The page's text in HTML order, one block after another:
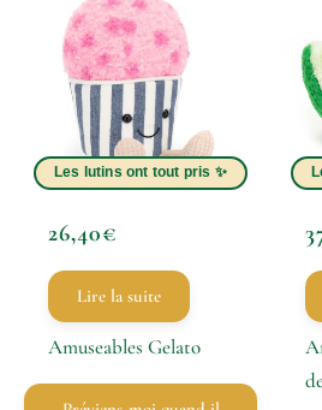
26,40€
Lire la suite
Amuseables Gelato